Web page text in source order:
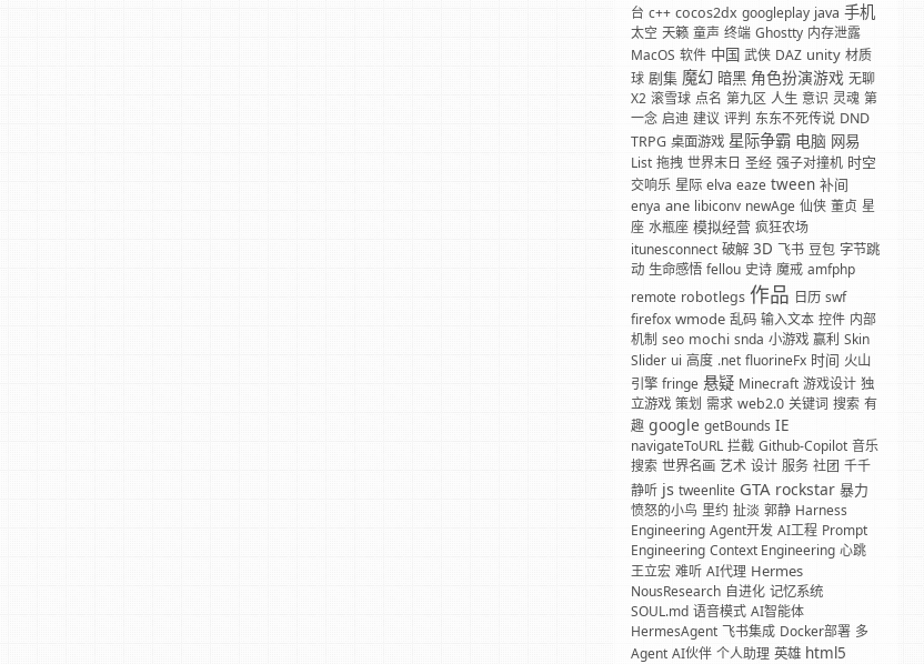
台 c++ cocos2dx googleplay java 手机
太空 天籁 童声 终端 Ghostty 内存泄露
MacOS 软件 中国 武侠 DAZ unity 材质
球 剧集 魔幻 暗黑 角色扮演游戏 无聊
X2 滚雪球 点名 第九区 人生 意识 灵魂 第
一念 启迪 建议 评判 东东不死传说 DND
TRPG 桌面游戏 星际争霸 电脑 网易
List 拖拽 世界末日 圣经 强子对撞机 时空
交响乐 星际 elva eaze tween 补间
enya ane libiconv newAge 仙侠 董贞 星
座 水瓶座 模拟经营 疯狂农场
itunesconnect 破解 3D 飞书 豆包 字节跳
动 生命感悟 fellou 史诗 魔戒 amfphp
remote robotlegs 作品 日历 swf
firefox wmode 乱码 输入文本 控件 内部
机制 seo mochi snda 小游戏 赢利 Skin
Slider ui 高度 .net fluorineFx 时间 火山
引擎 fringe 悬疑 Minecraft 游戏设计 独
立游戏 策划 需求 web2.0 关键词 搜索 有
趣 google getBounds IE
navigateToURL 拦截 Github-Copilot 音乐
搜索 世界名画 艺术 设计 服务 社团 千千
静听 js tweenlite GTA rockstar 暴力
愤怒的小鸟 里约 扯淡 郭静 Harness
Engineering Agent开发 AI工程 Prompt
Engineering Context Engineering 心跳
王立宏 难听 AI代理 Hermes
NousResearch 自进化 记忆系统
SOUL.md 语音模式 AI智能体
HermesAgent 飞书集成 Docker部署 多
Agent AI伙伴 个人助理 英雄 html5